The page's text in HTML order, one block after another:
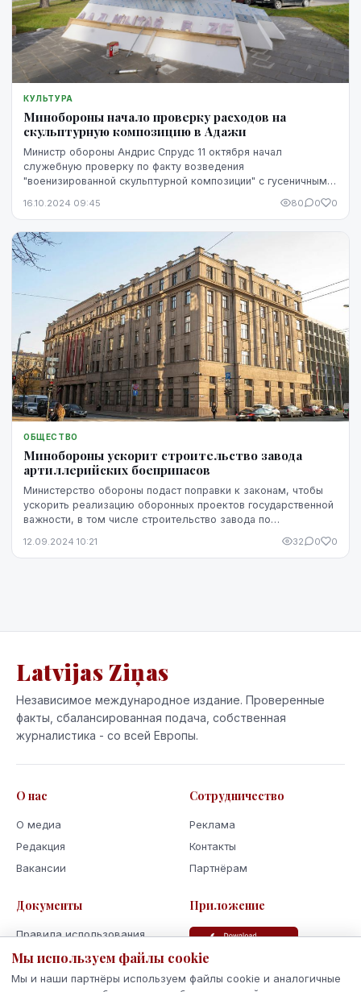
КУЛЬТУРА
Минобороны начало проверку расходов на
скульптурную композицию в Адажи
Министр обороны Андрис Спрудс 11 октября начал
служебную проверку по факту возведения
"военизированной скульптурной композиции" с гусеничным
сообщил...
16.10.2024 09:45 80 0 0
ОБЩЕСТВО
Минобороны ускорит строительство завода
артиллерийских боеприпасов
Министерство обороны подаст поправки к законам, чтобы
ускорить реализацию оборонных проектов государственной
важности, в том числе строительство завода по
12.09.2024 10:21 32 0 0
Latvijas Ziņas
Независимое международное издание. Проверенные
факты, сбалансированная подача, собственная
журналистика - со всей Европы.
О нас
О медиа
Редакция
Вакансии
Сотрудничество
Реклама
Контакты
Партнёрам
Документы
Правила использования
Политика
Приложение
Мы используем файлы cookie
Мы и наши партнёры используем файлы cookie и аналогичные